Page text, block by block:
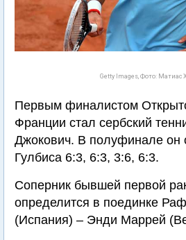
Getty Images, Фото: Матиас
Первым финалистом
Франции стал сербский
Джокович. В полуфинале он
Гулбиса 6:3, 6:3, 3:6, 6:3.
Соперник бывшей первой
определится в поединке
(Испания) – Энди Маррей